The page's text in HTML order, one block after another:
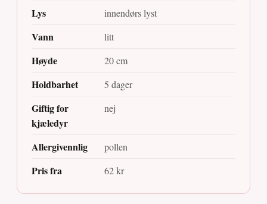
Lys innendørs lyst
Vann litt
Høyde 20 cm
Holdbarhet 5 dager
Giftig for
kjæledyr
nej
Allergivennlig pollen
Pris fra 62 kr